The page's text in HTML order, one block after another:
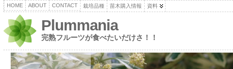
HOME ABOUT CONTACT 栽培品種 苗木購入情報 資料
Plummania
完熟フルーツが食べたいだけさ！！